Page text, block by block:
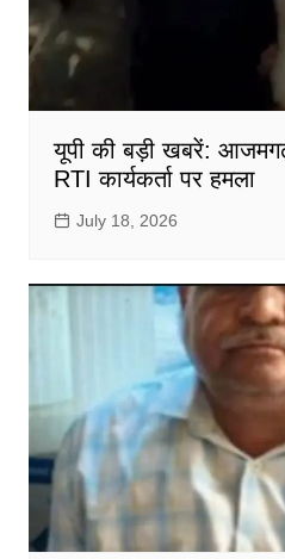
यूपी की बड़ी खबरें:
RTI कार्यकर्ता पर हमला
July 18, 2026